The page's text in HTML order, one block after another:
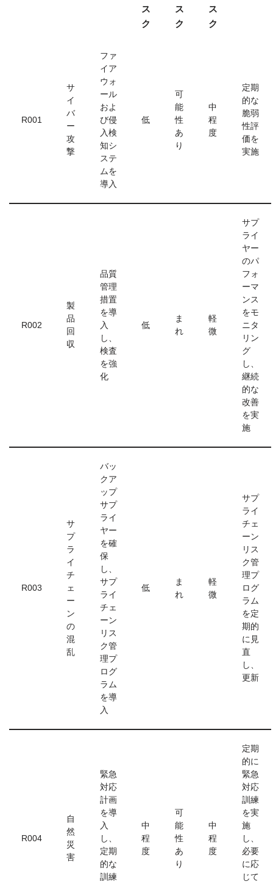
ス
ク
ス
ク
ス
ク
R001
サ
イ
バ
ー
攻
撃
ファ
イア
ウォ
ール
およ
び侵
入検
知シ
ステ
ムを
導入
低
可
能
性
あ
り
中
程
度
定期
的な
脆弱
性評
価を
実施
R002
製
品
回
収
品質
管理
措置
を導
入
し、
検査
を強
化
低
ま
れ
軽
微
サプ
ライ
ヤー
のパ
フォ
ーマ
ンス
をモ
ニタ
リン
グ
し、
継続
的な
改善
を実
施
R003
サ
プ
ラ
イ
チ
ェ
ー
ン
の
混
乱
バッ
クア
ップ
サプ
ライ
ヤー
を確
保
し、
サプ
ライ
チェ
ーン
リス
ク管
理プ
ログ
ラム
を導
入
低
ま
れ
軽
微
サプ
ライ
チェ
ーン
リス
ク管
理プ
ログ
ラム
を定
期的
に見
直
し、
更新
R004
自
然
災
害
緊急
対応
計画
を導
入
し、
定期
的な
訓練
中
程
度
可
能
性
あ
り
中
程
度
定期
的に
緊急
対応
訓練
を実
施
し、
必要
に応
じて